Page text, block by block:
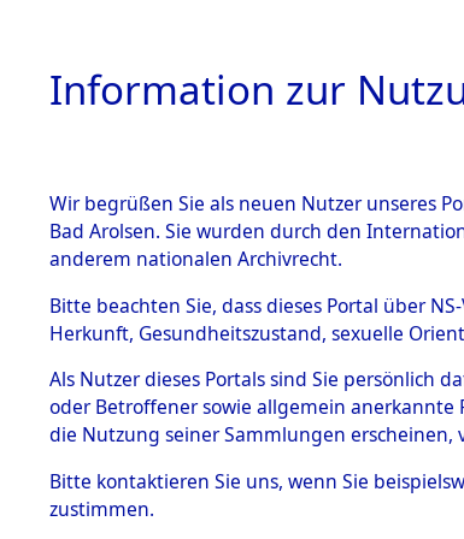
HOME
BESTÄNDE
Inhaftierungsdoku
mente
5. Verschiedenes
Todesmärsche
5.3.1 Alliierte
Toter
Information zur
Wir begrüßen Sie als neuen Nutzer unseres
Bad Arolsen. Sie wurden durch den
anderem nationalen Archivrecht.
Bitte beachten Sie, dass dieses Portal über
Herkunft, Gesundheitszustand, sexuelle
Als Nutzer dieses Portals sind Sie persönlich
oder Betroffener sowie allgemein anerkannte
die Nutzung seiner Sammlungen
Bitte kontaktieren Sie uns, wenn Sie
zustimmen.